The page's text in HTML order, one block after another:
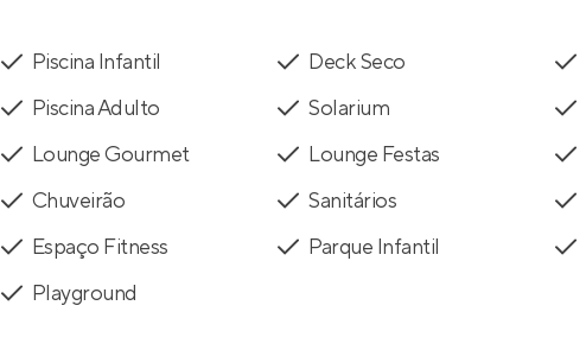
Piscina Infantil Deck Seco
Piscina Adulto
Solarium
Lounge Gourmet
Lounge Festas
Chuveirão
Sanitários
Espaço Fitness
Parque Infantil
Playground